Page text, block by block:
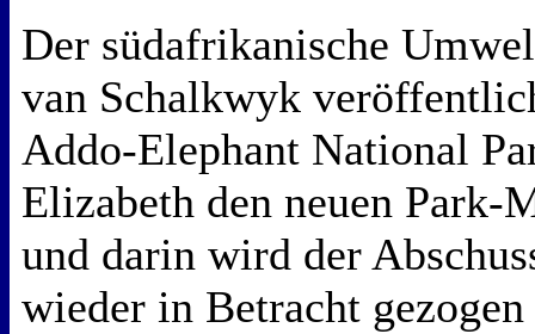
Der südafrikanische
van Schalkwyk
Addo-Elephant National
Elizabeth den neuen Park-
und darin wird der
wieder in Betracht